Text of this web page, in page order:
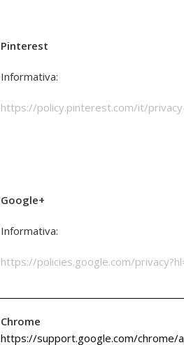
Pinterest
Informativa:
https://policy.pinterest.com/it/
Google+
Informativa:
https://policies.google.com/
Chrome
https://support.google.com/chrome/